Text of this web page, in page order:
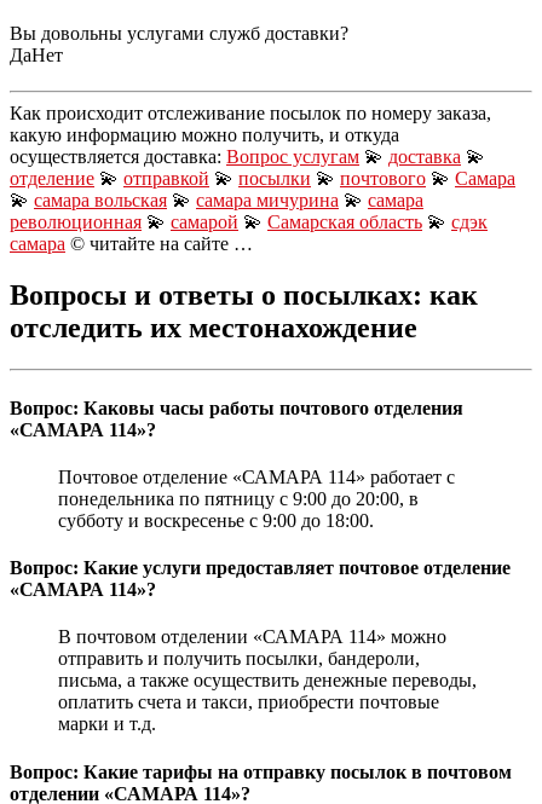
Вы довольны услугами служб доставки?
ДаНет
Как происходит отслеживание посылок по номеру заказа,
какую информацию можно получить, и откуда
осуществляется доставка: Вопрос услугам 💫 доставка 💫
отделение 💫 отправкой 💫 посылки 💫 почтового 💫 Самара
💫 самара вольская 💫 самара мичурина 💫 самара
революционная 💫 самарой 💫 Самарская область 💫 сдэк
самара © читайте на сайте …
Вопросы и ответы о посылках: как
отследить их местонахождение
Вопрос: Каковы часы работы почтового отделения
«САМАРА 114»?
Почтовое отделение «САМАРА 114» работает с
понедельника по пятницу с 9:00 до 20:00, в
субботу и воскресенье с 9:00 до 18:00.
Вопрос: Какие услуги предоставляет почтовое отделение
«САМАРА 114»?
В почтовом отделении «САМАРА 114» можно
отправить и получить посылки, бандероли,
письма, а также осуществить денежные переводы,
оплатить счета и такси, приобрести почтовые
марки и т.д.
Вопрос: Какие тарифы на отправку посылок в почтовом
отделении «САМАРА 114»?